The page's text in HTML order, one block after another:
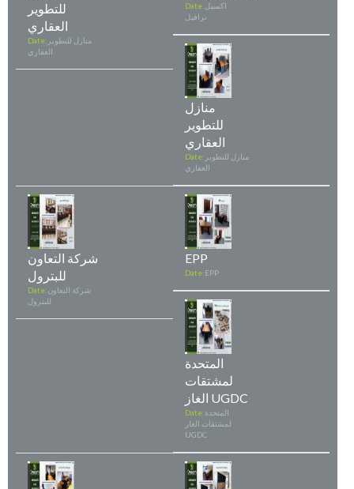
للتطوير
العقاري
Date: منازل للتطوير
العقاري
Date: اكسيل
ترافيل
منازل
للتطوير
العقاري
Date: منازل للتطوير
العقاري
شركة التعاون
للبترول
Date:شركة التعاون
للبترول
EPP
Date:EPP
المتحدة
لمشتقات
الغاز UGDC
Date:المتحدة
لمشتقات الغاز
UGDC